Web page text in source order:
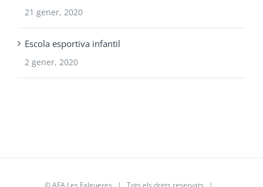
21 gener, 2020
Escola esportiva infantil
2 gener, 2020
©AFA Les Falgueres | Tots els drets reservats |